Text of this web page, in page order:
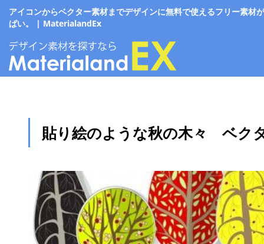
アイコンからベクター素材までデザインに無料で使えるフリー素材
ぱい。 | MaterialandEx
貼り絵のような秋の木々 ベク